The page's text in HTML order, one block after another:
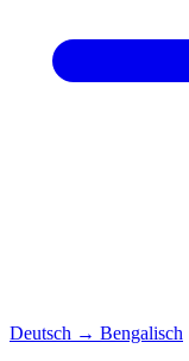
Deutsch → Bengalisch